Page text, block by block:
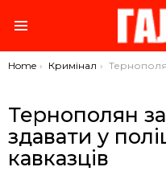
You are here:
Home Кримінал Тернополян закликають здавати у поліцію
Тернополян
здавати у
кавказців